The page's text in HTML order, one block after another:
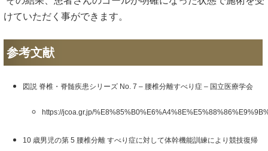
けていただく事ができます。
参考文献
図説 脊椎・脊髄疾患シリーズ No. 7 – 腰椎分離すべり症 – 国立医療学会
https://jcoa.gr.jp/
10 歳男児の第 5 腰椎分離 すべり症に対して体幹機能訓練により競技復帰